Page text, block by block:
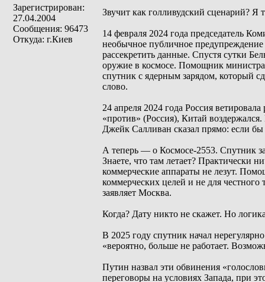
Зарегистрирован:
27.04.2004
Сообщения: 96473
Откуда: г.Киев
Звучит как голливудский сценарий? Я
14 февраля 2024 года председатель
необычное публичное предупреждение
рассекретить данные. Спустя сутки
оружие в космосе. Помощник
спутник с ядерным зарядом, который
слово.
24 апреля 2024 года Россия
«против» (Россия), Китай
Джейк Салливан сказал прямо: если
А теперь — о Космосе-2553. Спутник
Знаете, что там летает? Практически
коммерческие аппараты не лезут.
коммерческих целей и не для честного
заявляет Москва.
Когда? Дату никто не скажет. Но
В 2025 году спутник начал
«вероятно, больше не работает.
Путин назвал эти обвинения
переговоры на условиях Запада, при